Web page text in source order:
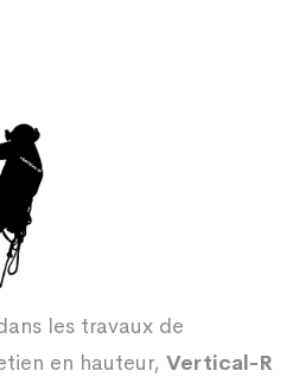
les travaux de
en hauteur, Vertical-R